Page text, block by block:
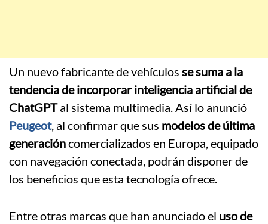
Un nuevo fabricante de vehículos se suma a la
tendencia de incorporar inteligencia artificial de
ChatGPTal sistema multimedia. Así lo anunció
Peugeot, al confirmar que sus modelos de última
generacióncomercializados en Europa, equipado
con navegación conectada, podrán disponer de
los beneficios que esta tecnología ofrece.
Entre otras marcas que han anunciado el uso de